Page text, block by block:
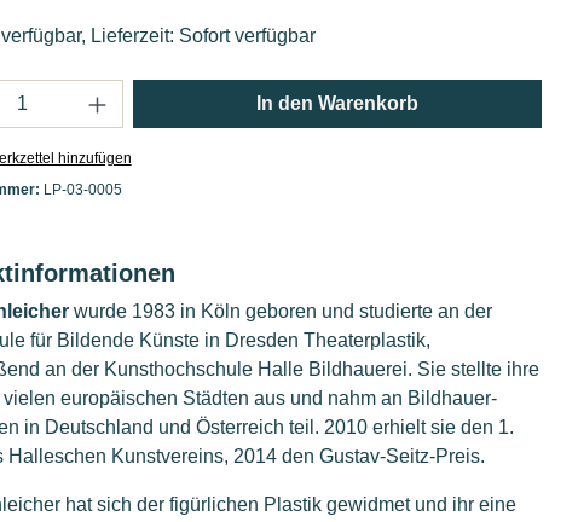
Lieferzeit: Sofort verfügbar
Anzahl: Gib den gewünschten Wert ein
In den Warenkorb
hinzufügen
LP-03-0005
wurde 1983 in Köln geboren und studierte an der
für Bildende Künste in Dresden Theaterplastik,
an der Kunsthochschule Halle Bildhauerei. Sie stellte ihre
europäischen Städten aus und nahm an Bildhauer-
in Deutschland und Österreich teil. 2010 erhielt sie den 1.
Halleschen Kunstvereins, 2014 den Gustav-Seitz-Preis.
hat sich der figürlichen Plastik gewidmet und ihr eine